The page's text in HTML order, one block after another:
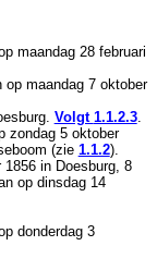
maandag 28 februari
op maandag 7 oktober
. Volgt 1.1.2.3.
zondag 5 oktober
(zie 1.1.2).
1856 in Doesburg, 8
op dinsdag 14
donderdag 3